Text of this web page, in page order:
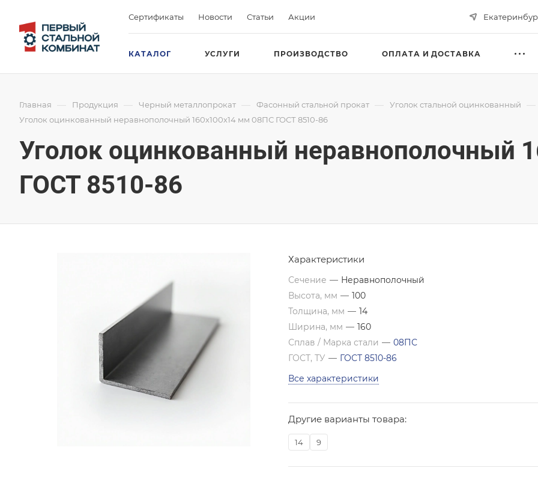
Сертификаты Новости Статьи Акции
КАТАЛОГ УСЛУГИ ПРОИЗВОДСТВО ОПЛАТА И ДОСТАВКА
Главная — Продукция — Черный металлопрокат — Фасонный стальной прокат — Уголок стальной оцинкованный —
Уголок оцинкованный неравнополочный 160х100х14 мм 08ПС ГОСТ 8510-86
Уголок оцинкованный неравнополочный
ГОСТ 8510-86
Характеристики
Сечение — Неравнополочный
Высота, мм — 100
Толщина, мм — 14
Ширина, мм — 160
Сплав / Марка стали — 08ПС
ГОСТ, ТУ — ГОСТ 8510-86
Все характеристики
Другие варианты товара:
14 9